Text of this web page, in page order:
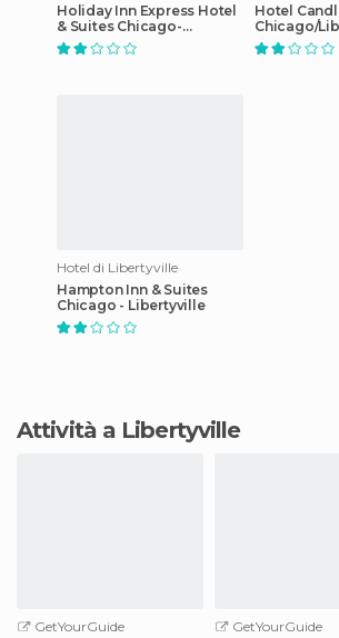
Holiday Inn Express Hotel
& Suites Chicago-
Libertyville
Hotel
Chicago/
Hotel di Libertyville
Hampton Inn & Suites
Chicago - Libertyville
Attività a Libertyville
GetYourGuide
GetYourGuide